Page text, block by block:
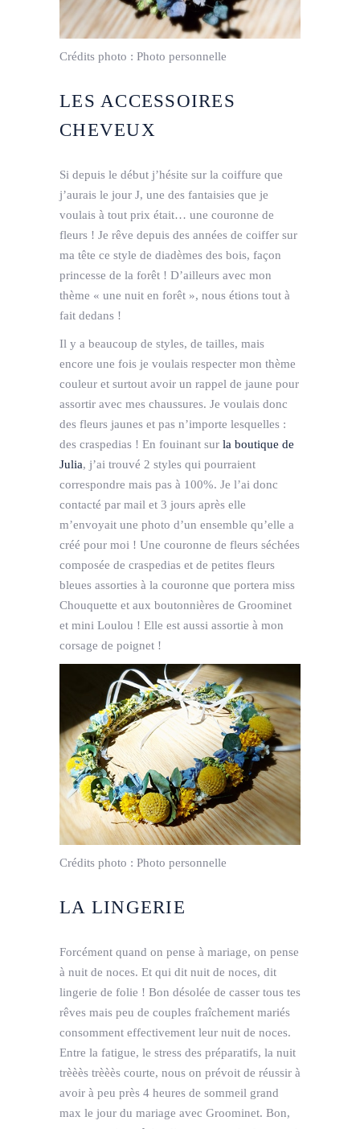
Crédits photo : Photo personnelle
LES ACCESSOIRES
CHEVEUX
Si depuis le début j’hésite sur la coiffure que
j’aurais le jour J, une des fantaisies que je
voulais à tout prix était… une couronne de
fleurs ! Je rêve depuis des années de coiffer sur
ma tête ce style de diadèmes des bois, façon
princesse de la forêt ! D’ailleurs avec mon
thème « une nuit en forêt », nous étions tout à
fait dedans !
Il y a beaucoup de styles, de tailles, mais
encore une fois je voulais respecter mon thème
couleur et surtout avoir un rappel de jaune pour
assortir avec mes chaussures. Je voulais donc
des fleurs jaunes et pas n’importe lesquelles :
des craspedias ! En fouinant sur la boutique de
Julia, j’ai trouvé 2 styles qui pourraient
correspondre mais pas à 100%. Je l’ai donc
contacté par mail et 3 jours après elle
m’envoyait une photo d’un ensemble qu’elle a
créé pour moi ! Une couronne de fleurs séchées
composée de craspedias et de petites fleurs
bleues assorties à la couronne que portera miss
Chouquette et aux boutonnières de Groominet
et mini Loulou ! Elle est aussi assortie à mon
corsage de poignet !
Crédits photo : Photo personnelle
LA LINGERIE
Forcément quand on pense à mariage, on pense
à nuit de noces. Et qui dit nuit de noces, dit
lingerie de folie ! Bon désolée de casser tous tes
rêves mais peu de couples fraîchement mariés
consomment effectivement leur nuit de noces.
Entre la fatigue, le stress des préparatifs, la nuit
trèèès trèèès courte, nous on prévoit de réussir à
avoir à peu près 4 heures de sommeil grand
max le jour du mariage avec Groominet. Bon,